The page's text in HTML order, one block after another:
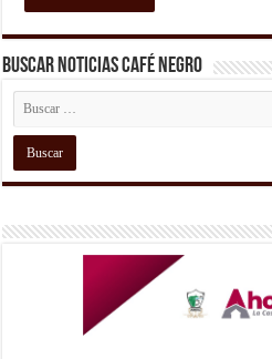
Buscar Noticias Café Negro